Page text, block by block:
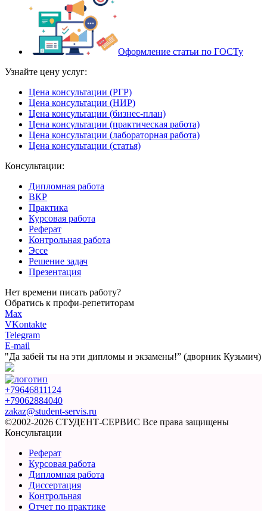
Оформление статьи по ГОСТу
Узнайте цену услуг:
Цена консультации (РГР)
Цена консультации (НИР)
Цена консультации (бизнес-план)
Цена консультации (практическая работа)
Цена консультации (лабораторная работа)
Цена консультации (статья)
Консультации:
Дипломная работа
ВКР
Практика
Курсовая работа
Реферат
Контрольная работа
Эссе
Решение задач
Презентация
Нет времени писать работу?
Обратись к профи-репетиторам
Max
VKontakte
Telegram
E-mail
"Да забей ты на эти дипломы и экзамены!” (дворник Кузьмич)
+79646811124
+79062884040
zakaz@student-servis.ru
©2002-2026 СТУДЕНТ-СЕРВИС Все права защищены
Консультации
Реферат
Курсовая работа
Дипломная работа
Диссертация
Контрольная
Отчет по практике